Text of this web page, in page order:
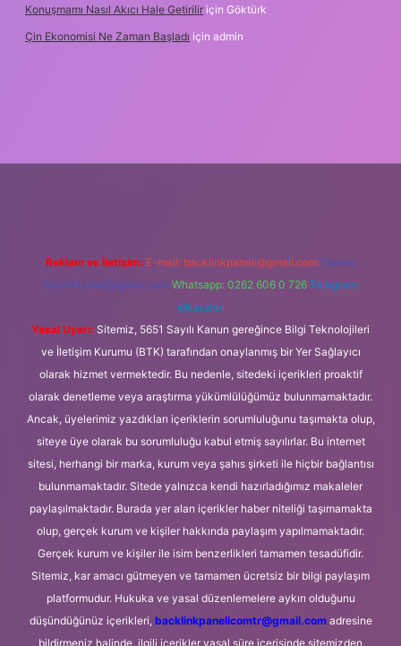
Konuşmamı Nasıl Akıcı Hale Getirilir için Göktürk
Çin Ekonomisi Ne Zaman Başladı için admin
Reklam ve İletişim: E-mail: backlinkpaneli@gmail.com Teams:
forumhizmeti@gmail.com Whatsapp: 0262 606 0 726 Telegram:
@karabul
Yasal Uyarı: Sitemiz, 5651 Sayılı Kanun gereğince Bilgi Teknolojileri
ve İletişim Kurumu (BTK) tarafından onaylanmış bir Yer Sağlayıcı
olarak hizmet vermektedir. Bu nedenle, sitedeki içerikleri proaktif
olarak denetleme veya araştırma yükümlülüğümüz bulunmamaktadır.
Ancak, üyelerimiz yazdıkları içeriklerin sorumluluğunu taşımakta olup,
siteye üye olarak bu sorumluluğu kabul etmiş sayılırlar. Bu internet
sitesi, herhangi bir marka, kurum veya şahıs şirketi ile hiçbir bağlantısı
bulunmamaktadır. Sitede yalnızca kendi hazırladığımız makaleler
paylaşılmaktadır. Burada yer alan içerikler haber niteliği taşımamakta
olup, gerçek kurum ve kişiler hakkında paylaşım yapılmamaktadır.
Gerçek kurum ve kişiler ile isim benzerlikleri tamamen tesadüfidir.
Sitemiz, kar amacı gütmeyen ve tamamen ücretsiz bir bilgi paylaşım
platformudur. Hukuka ve yasal düzenlemelere aykırı olduğunu
düşündüğünüz içerikleri, backlinkpanelicomtr@gmail.comadresine
bildirmeniz halinde, ilgili içerikler yasal süre içerisinde sitemizden